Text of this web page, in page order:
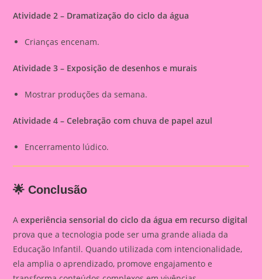
Atividade 2 – Dramatização do ciclo da água
Crianças encenam.
Atividade 3 – Exposição de desenhos e murais
Mostrar produções da semana.
Atividade 4 – Celebração com chuva de papel azul
Encerramento lúdico.
🌟 Conclusão
Aexperiência sensorial do ciclo da água em recurso digital
prova que a tecnologia pode ser uma grande aliada da
Educação Infantil. Quando utilizada com intencionalidade,
ela amplia o aprendizado, promove engajamento e